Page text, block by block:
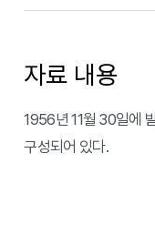
자료 내용
1956년 11월 30일에
구성되어 있다.